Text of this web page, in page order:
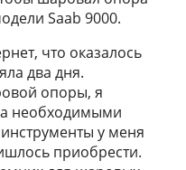
Saab 9000.
что оказалось
два дня.
опоры, я
необходимыми
у меня
приобрести.